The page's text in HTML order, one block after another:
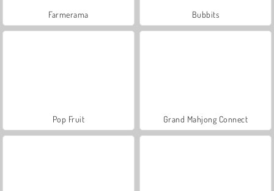
Farmerama Bubbits
Pop Fruit Grand Mahjong Connect